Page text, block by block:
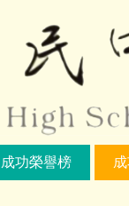
成功榮譽榜